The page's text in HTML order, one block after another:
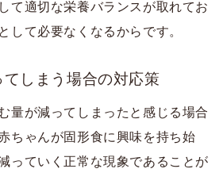
て適切な栄養バランスが取れてお
して必要なくなるからです。
しまう場合の対応策
量が減ってしまったと感じる場合
ちゃんが固形食に興味を持ち始
っていく正常な現象であることが